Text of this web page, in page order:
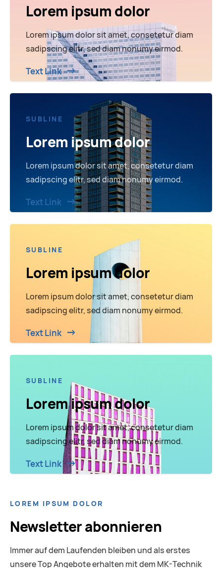
Lorem ipsum dolor
Lorem ipsum dolor sit amet, consetetur diam
sadipscing elitr, sed diam nonumy eirmod.
Text Link
SUBLINE
Lorem ipsum dolor
Lorem ipsum dolor sit amet, consetetur diam
sadipscing elitr, sed diam nonumy eirmod.
Text Link
SUBLINE
Lorem ipsum dolor
Lorem ipsum dolor sit amet, consetetur diam
sadipscing elitr, sed diam nonumy eirmod.
Text Link
SUBLINE
Lorem ipsum dolor
Lorem ipsum dolor sit amet, consetetur diam
sadipscing elitr, sed diam nonumy eirmod.
Text Link
LOREM IPSUM DOLOR
Newsletter abonnieren
Immer auf dem Laufenden bleiben und als erstes
unsere Top Angebote erhalten mit dem MK-Technik